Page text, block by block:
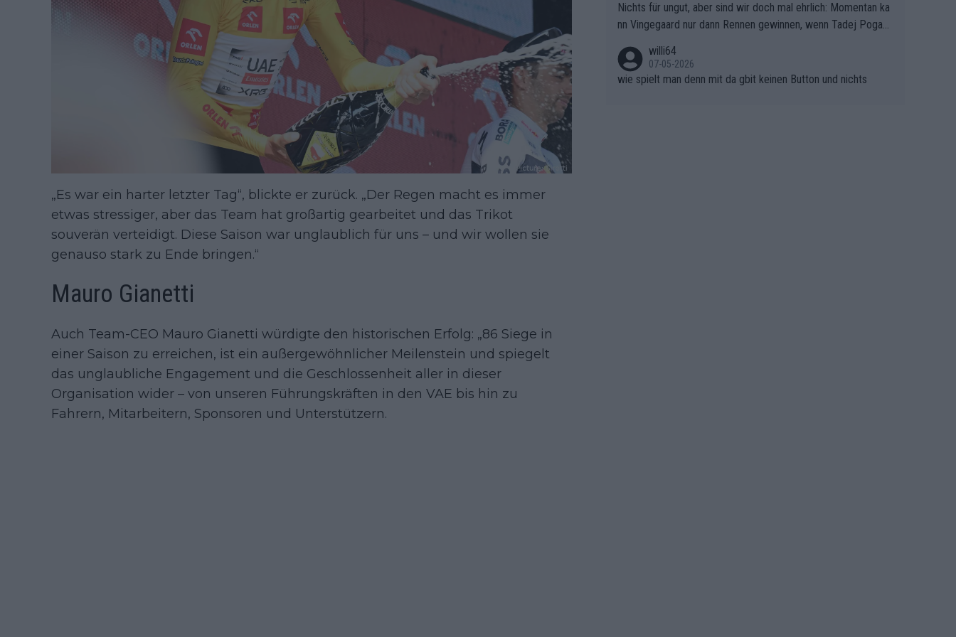
„Es war ein harter letzter Tag“, blickte er zurück. „Der Regen macht es immer
etwas stressiger, aber das Team hat großartig gearbeitet und das Trikot
souverän verteidigt. Diese Saison war unglaublich für uns – und wir wollen sie
genauso stark zu Ende bringen.“
Mauro Gianetti
Auch Team-CEO Mauro Gianetti würdigte den historischen Erfolg: „86 Siege in
einer Saison zu erreichen, ist ein außergewöhnlicher Meilenstein und spiegelt
das unglaubliche Engagement und die Geschlossenheit aller in dieser
Organisation wider – von unseren Führungskräften in den VAE bis hin zu
Fahrern, Mitarbeitern, Sponsoren und Unterstützern.
große Finale Richtung Nizza. Niewiadoma hat psychologisch O
berwasser, aber SD Worx und Vollering müssen jetzt All-In ge
hen. (gregmann)
Nichts für ungut, aber sind wir doch mal ehrlich: Momentan ka
nn Vingegaard nur dann Rennen gewinnen, wenn Tadej Pogaca
willi64
07-05-2026
wie spielt man denn mit da gbit keinen Button und nichts